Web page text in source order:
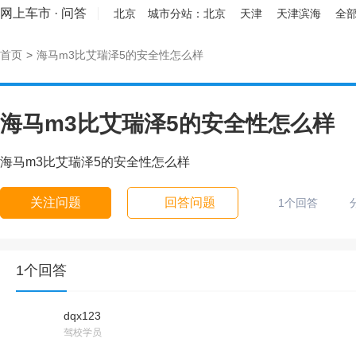
网上车市 · 问答 北京 城市分站： 北京 天津 天津滨海 全
首页 > 海马m3比艾瑞泽5的安全性怎么样
海马m3比艾瑞泽5的安全性怎么样
海马m3比艾瑞泽5的安全性怎么样
关注问题 回答问题 1个回答
1个回答
dqx123
驾校学员